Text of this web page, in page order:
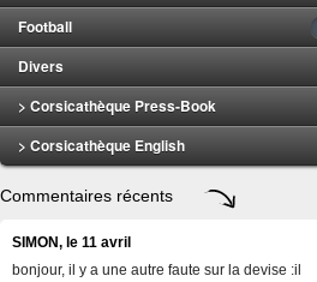
Football
Divers
> Corsicathèque Press-Book
> Corsicathèque English
Commentaires récents
SIMON, le 11 avril
bonjour, il y a une autre faute sur la devise :il